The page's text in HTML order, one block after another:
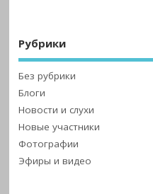
Рубрики
Без рубрики
Блоги
Новости и слухи
Новые участники
Фотографии
Эфиры и видео